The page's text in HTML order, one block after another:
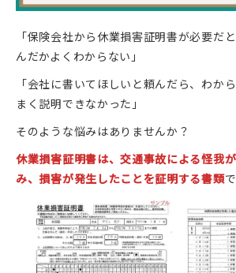
「保険会社から休業損害証明書が必要だ
んだかよくわからない」
「会社に書いてほしいと頼んだら、わか
まく説明できなかった」
そのような悩みはありませんか？
休業損害証明書は、交通事故による怪我
み、損害が発生したことを証明する書類